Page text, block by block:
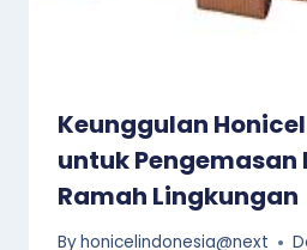
Keunggulan
untuk Pengemasan
Ramah Lingkungan
Byhonicelindonesia@next